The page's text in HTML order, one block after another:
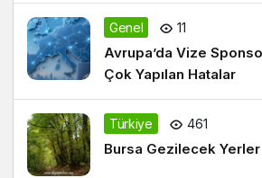
Genel 11
Avrupa’da Vize
Çok Yapılan Hatalar
Türkiye 461
Bursa Gezilecek Yerler